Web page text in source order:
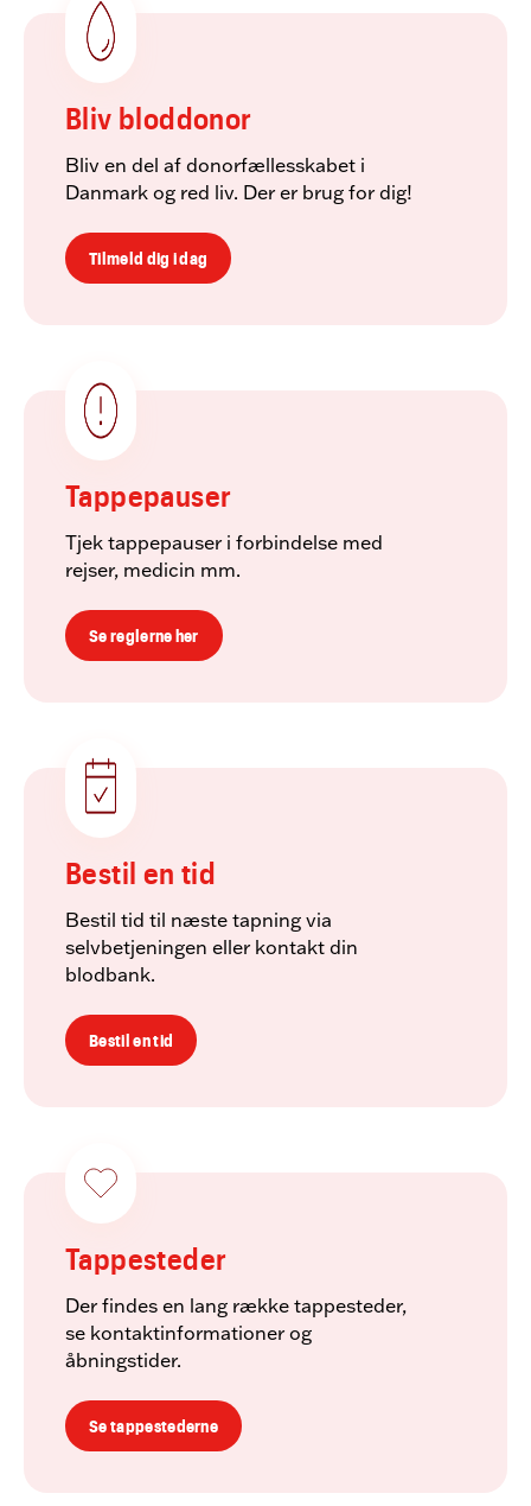
Bliv bloddonor
Bliv en del af donorfællesskabet i
Danmark og red liv. Der er brug for dig!
Tilmeld dig i dag
Tappepauser
Tjek tappepauser i forbindelse med
rejser, medicin mm.
Se reglerne her
Bestil en tid
Bestil tid til næste tapning via
selvbetjeningen eller kontakt din
blodbank.
Bestil en tid
Tappesteder
Der findes en lang række tappesteder,
se kontaktinformationer og
åbningstider.
Se tappestederne